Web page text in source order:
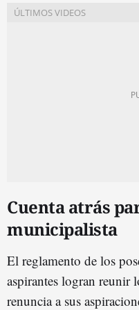
Cuenta atrás
municipalista
El reglamento de los
aspirantes logran reunir
renuncia a sus